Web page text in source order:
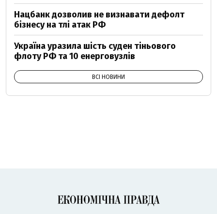
Нацбанк дозволив не визнавати дефолт
бізнесу на тлі атак РФ
Україна уразила шість суден тіньового
флоту РФ та 10 енерговузлів
ВСІ НОВИНИ